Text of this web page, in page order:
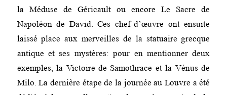
la Méduse de Géricault ou encore Le Sacre de
Napoléon de David. Ces chef-d’œuvre ont ensuite
laissé place aux merveilles de la statuaire grecque
antique et ses mystères: pour en mentionner deux
exemples, la Victoire de Samothrace et la Vénus de
Milo. La dernière étape de la journée au Louvre a été